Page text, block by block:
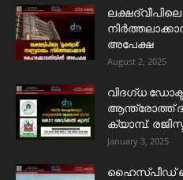
അപേക്ഷ
August 2, 2025
വിദഗ്ധ
ആന്ത്രോത്ത്
ക്യാമ്പ്.
January 3, 2025
ഹൈസ്പീഡ്